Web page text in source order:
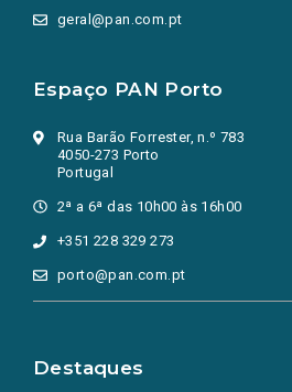
geral@pan.com.pt
Espaço PAN Porto
Rua Barão Forrester, n.º 783
4050-273 Porto
Portugal
2ª a 6ª das 10h00 às 16h00
+351 228 329 273
porto@pan.com.pt
Destaques